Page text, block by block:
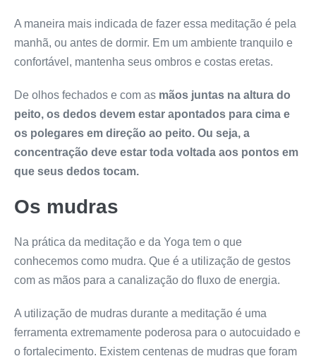
A maneira mais indicada de fazer essa meditação é pela
manhã, ou antes de dormir. Em um ambiente tranquilo e
confortável, mantenha seus ombros e costas eretas.
De olhos fechados e com as mãos juntas na altura do
peito, os dedos devem estar apontados para cima e
os polegares em direção ao peito. Ou seja, a
concentração deve estar toda voltada aos pontos em
que seus dedos tocam.
Os mudras
Na prática da meditação e da Yoga tem o que
conhecemos como mudra. Que é a utilização de gestos
com as mãos para a canalização do fluxo de energia.
A utilização de mudras durante a meditação é uma
ferramenta extremamente poderosa para o autocuidado e
o fortalecimento. Existem centenas de mudras que foram